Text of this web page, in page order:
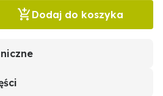
Dodaj do koszyka